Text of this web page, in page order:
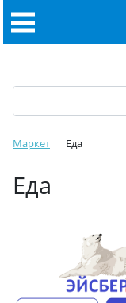
Маркет Еда
Еда